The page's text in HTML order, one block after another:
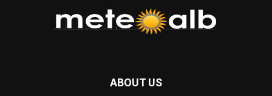
ABOUT US